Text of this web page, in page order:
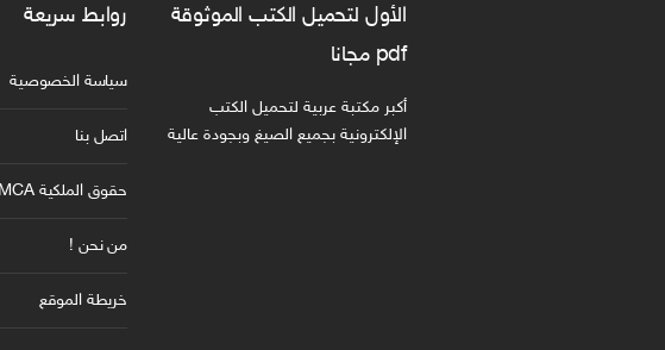
الأول لتحميل الكتب الموثوقة
pdf مجانا
أكبر مكتبة عربية لتحميل الكتب
الإلكترونية بجميع الصيغ وبجودة عالية
روابط سريعة
سياسة الخصوصية
اتصل بنا
حقوق الملكية DMCA
من نحن !
خريطة الموقع